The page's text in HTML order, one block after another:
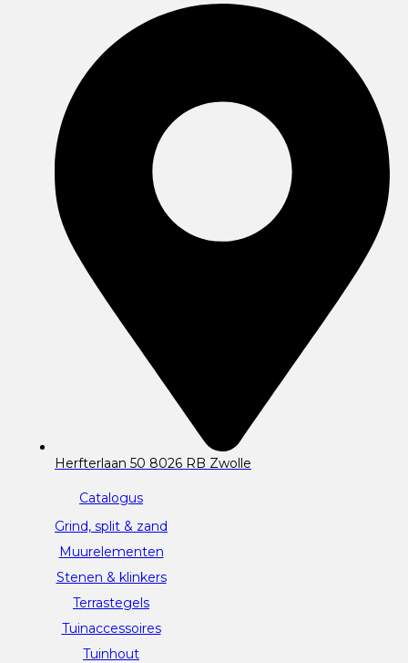
Herfterlaan 50 8026 RB Zwolle
Catalogus
Grind, split & zand
Muurelementen
Stenen & klinkers
Terrastegels
Tuinaccessoires
Tuinhout